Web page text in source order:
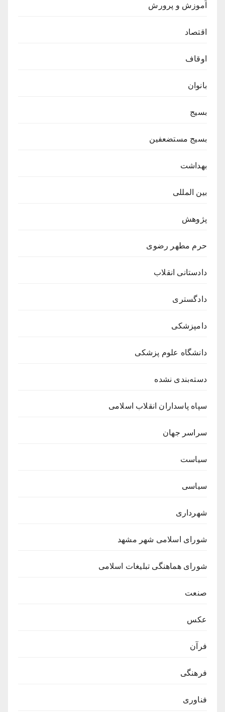
آموزش و پرورش
اقتصاد
اوقاف
بانوان
بسیج
بسیج مستضعفین
بهداشت
بین المللی
پژوهش
حرم مطهر رضوی
دادستانی انقلاب
دادگستری
دامپزشکی
دانشگاه علوم پزشکی
دسته‌بندی نشده
سپاه پاسداران انقلاب اسلامی
سراسر جهان
سیاست
سیاسی
شهرداری
شورای اسلامی شهر مشهد
شورای هماهنگی تبلیغات اسلامی
صنعت
عکس
فرآن
فرهنگی
فناوری